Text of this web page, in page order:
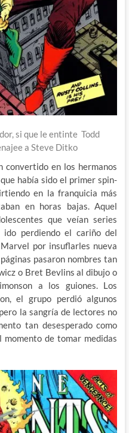
si que le entinte Todd
a Steve Ditko
convertido en los hermanos
había sido el primer spin-
en la franquicia más
en horas bajas. Aquel
que veían series
perdiendo el cariño del
por insuflarles nueva
pasaron nombres tan
o Bret Bevlins al dibujo o
a los guiones. Los
el grupo perdió algunos
la sangría de lectores no
tan desesperado como
de tomar medidas